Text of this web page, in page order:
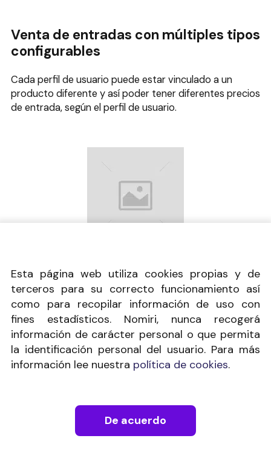
Venta de entradas con múltiples tipos
configurables
Cada perfil de usuario puede estar vinculado a un
producto diferente y así poder tener diferentes precios
de entrada, según el perfil de usuario.
Condiciones legales
Esta página web utiliza cookies propias y de
terceros para su correcto funcionamiento así
como para recopilar información de uso con
fines estadísticos. Nomiri, nunca recogerá
información de carácter personal o que permita
la identificación personal del usuario. Para más
información lee nuestra política de cookies.
De acuerdo